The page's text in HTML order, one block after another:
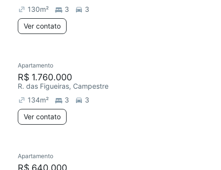
130m² 3
3
Ver contato
Apartamento
R$ 1.760.000
R. das Figueiras, Campestre
134m² 3
3
Ver contato
Apartamento
R$ 640.000